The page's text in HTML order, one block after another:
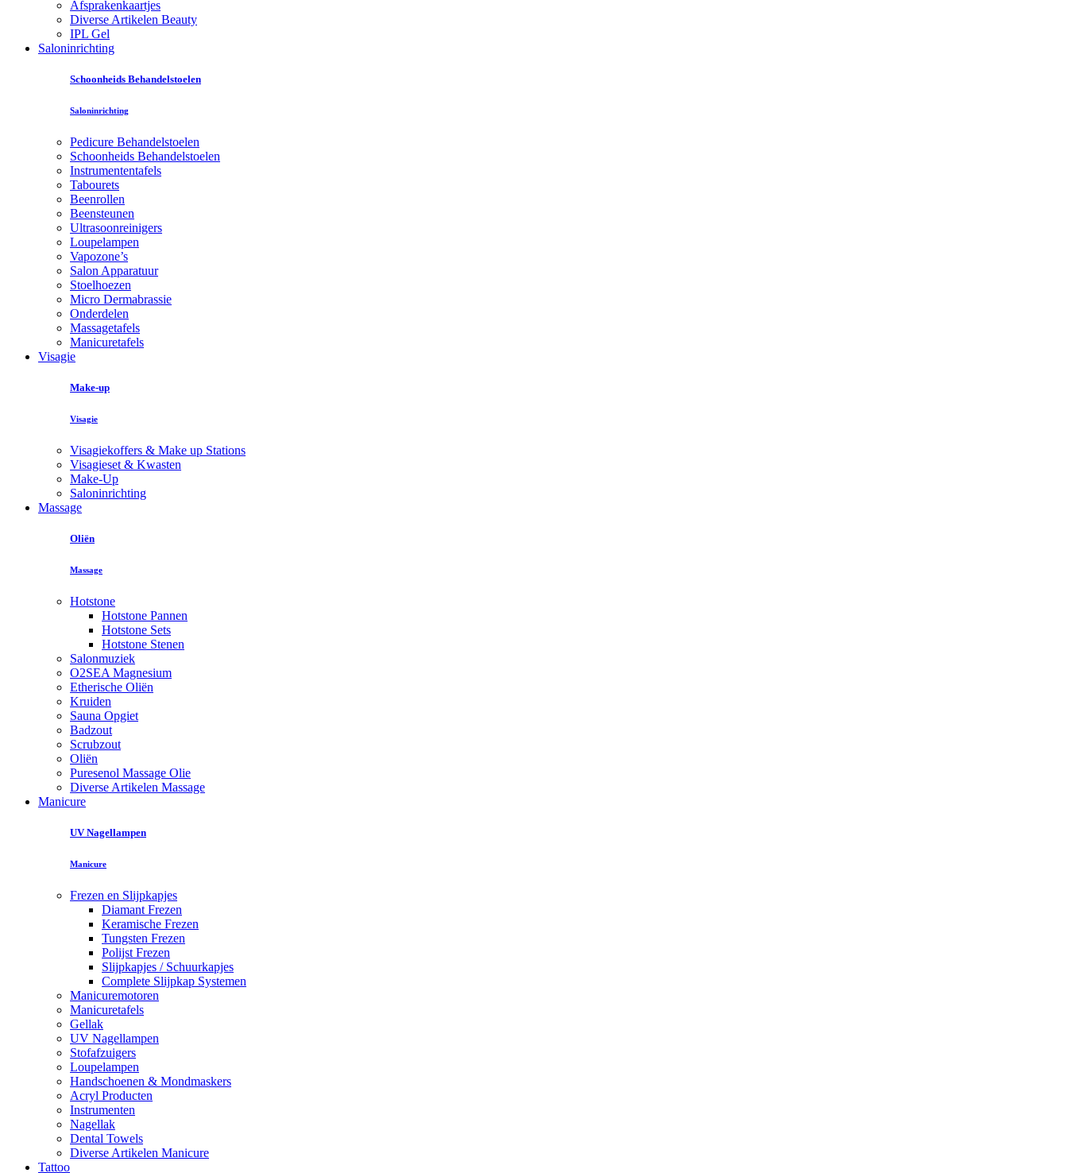
Afsprakenkaartjes
Diverse Artikelen Beauty
IPL Gel
Saloninrichting
Schoonheids Behandelstoelen
Saloninrichting
Pedicure Behandelstoelen
Schoonheids Behandelstoelen
Instrumententafels
Tabourets
Beenrollen
Beensteunen
Ultrasoonreinigers
Loupelampen
Vapozone’s
Salon Apparatuur
Stoelhoezen
Micro Dermabrassie
Onderdelen
Massagetafels
Manicuretafels
Visagie
Make-up
Visagie
Visagiekoffers & Make up Stations
Visagieset & Kwasten
Make-Up
Saloninrichting
Massage
Oliën
Massage
Hotstone
Hotstone Pannen
Hotstone Sets
Hotstone Stenen
Salonmuziek
O2SEA Magnesium
Etherische Oliën
Kruiden
Sauna Opgiet
Badzout
Scrubzout
Oliën
Puresenol Massage Olie
Diverse Artikelen Massage
Manicure
UV Nagellampen
Manicure
Frezen en Slijpkapjes
Diamant Frezen
Keramische Frezen
Tungsten Frezen
Polijst Frezen
Slijpkapjes / Schuurkapjes
Complete Slijpkap Systemen
Manicuremotoren
Manicuretafels
Gellak
UV Nagellampen
Stofafzuigers
Loupelampen
Handschoenen & Mondmaskers
Acryl Producten
Instrumenten
Nagellak
Dental Towels
Diverse Artikelen Manicure
Tattoo